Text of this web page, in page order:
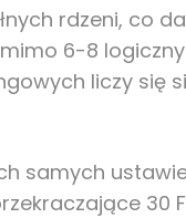
rdzeni, co
mimo 6-8
liczy się
samych
30